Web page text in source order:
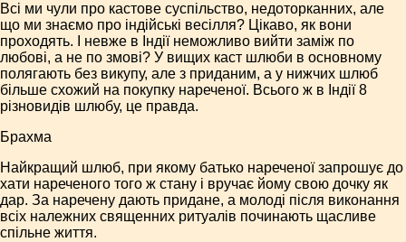
Всі ми чули про кастове суспільство, недоторканних, але
що ми знаємо про індійські весілля? Цікаво, як вони
проходять. І невже в Індії неможливо вийти заміж по
любові, а не по змові? У вищих каст шлюби в основному
полягають без викупу, але з приданим, а у нижчих шлюб
більше схожий на покупку нареченої. Всього ж в Індії 8
різновидів шлюбу, це правда.
Брахма
Найкращий шлюб, при якому батько нареченої запрошує до
хати нареченого того ж стану і вручає йому свою дочку як
дар. За наречену дають придане, а молоді після виконання
всіх належних священних ритуалів починають щасливе
спільне життя.